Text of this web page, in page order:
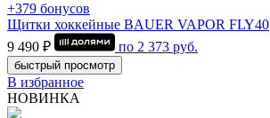
+379 бонусов
Щитки хоккейные BAUER VAPOR FLY40
9 490 ₽
по 2 373 руб.
быстрый просмотр
В избранное
НОВИНКА